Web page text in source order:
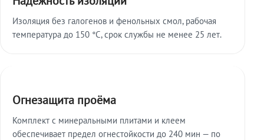
Изоляция без галогенов и фенольных смол, рабочая
температура до 150 °C, срок службы не менее 25 лет.
Огнезащита проёма
Комплект с минеральными плитами и клеем
обеспечивает предел огнестойкости до 240 мин — по